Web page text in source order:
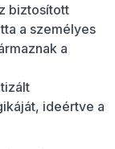
biztosított
a személyes
a
ideértve a